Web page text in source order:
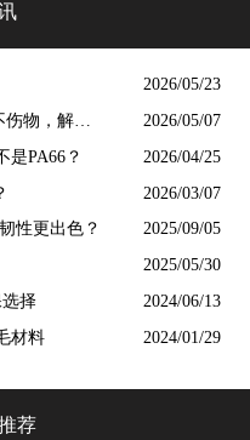
2026/05/23
物，解锁
2026/05/07
是PA66？ 2026/04/25
2026/03/07
性更出色？ 2025/09/05
2025/05/30
择 2024/06/13
材料 2024/01/29
荐